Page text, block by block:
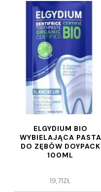
ELGYDIUM BIO
WYBIELAJĄCA PASTA
DO ZĘBÓW DOYPACK
100ML
19,71ZŁ